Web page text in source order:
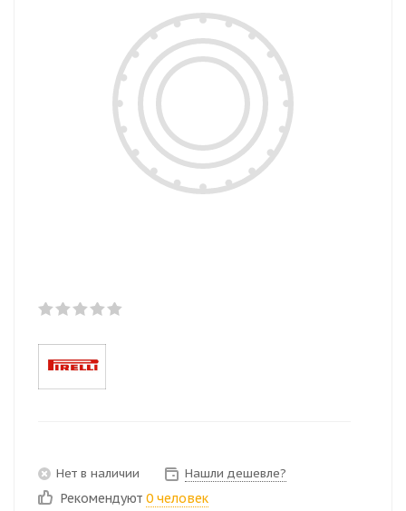
Нет в наличии Нашли дешевле?
Рекомендуют 0 человек